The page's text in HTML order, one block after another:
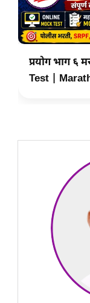
प्रयोग भाग ६
Test |